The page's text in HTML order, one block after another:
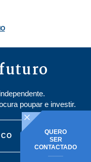
poupar e investir.
QUERO
SER
CONTACTADO